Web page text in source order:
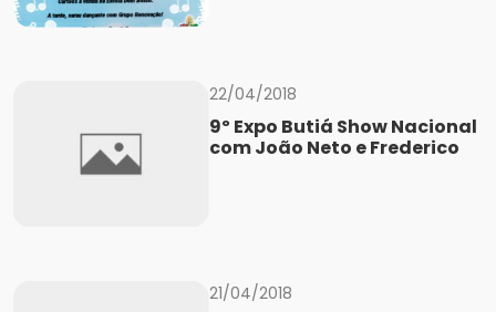
22/04/2018
9º Expo Butiá Show Nacional
com João Neto e Frederico
21/04/2018